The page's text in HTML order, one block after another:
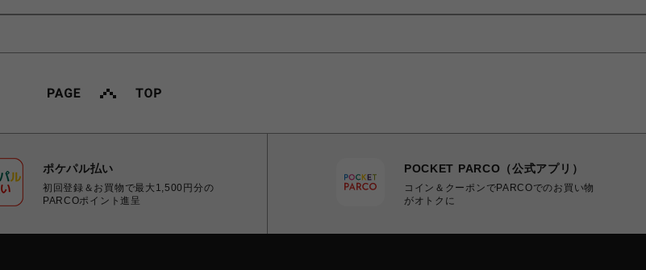
ポケパル払い
初回登録＆お買物で最大1,500円分の
PARCOポイント進呈
POCKET PARCO（公式アプリ）
コイン＆クーポンでPARCOでのお買い物
がオトクに